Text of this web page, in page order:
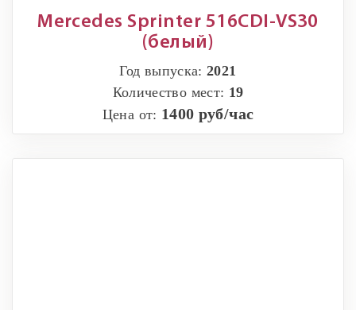
Mercedes Sprinter 516CDI-VS30
(белый)
Год выпуска:2021
Количество мест: 19
Цена от: 1400 руб/час